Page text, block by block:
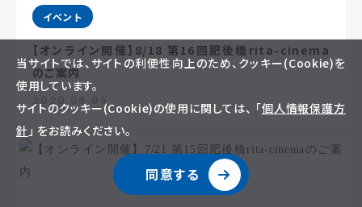
イベント
【オンライン開催】8/18 第16回肥後橋rita-cinema
のご案内
当サイトでは、サイトの利便性向上のため、クッキー(Cookie)を
使用しています。
サイトのクッキー(Cookie)の使用に関しては、 「個人情報保護方
針」 をお読みください。
同意する